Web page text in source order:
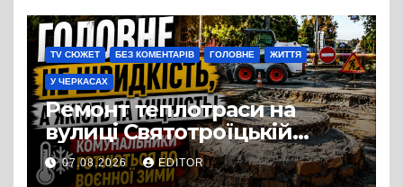
TV СЮЖЕТ БЕЗ КОМЕНТАРІВ ГОЛОВНЕ ЖИТТЯ
У ЧЕРКАСАХ
Ремонт теплотраси на
вулиці Святотроїцькій
затягнувся порівняно із
запланованими термінами.
07.08.2026 EDITOR